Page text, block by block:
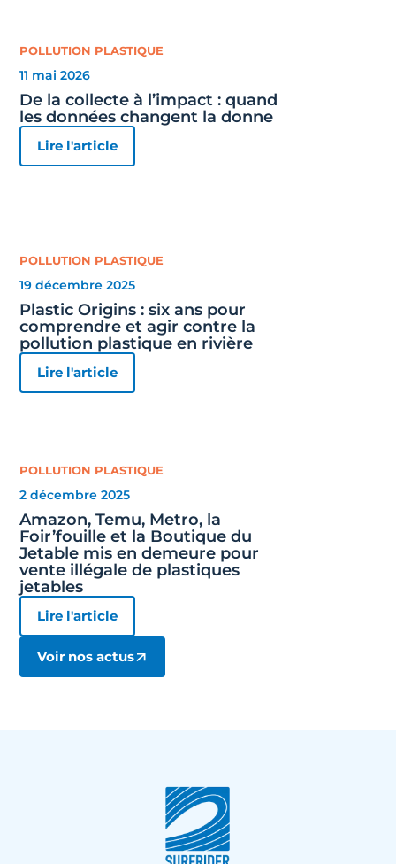
POLLUTION PLASTIQUE
11 mai 2026
De la collecte à l’impact : quand
les données changent la donne
Lire l'article
POLLUTION PLASTIQUE
19 décembre 2025
Plastic Origins : six ans pour
comprendre et agir contre la
pollution plastique en rivière
Lire l'article
POLLUTION PLASTIQUE
2 décembre 2025
Amazon, Temu, Metro, la
Foir’fouille et la Boutique du
Jetable mis en demeure pour
vente illégale de plastiques
jetables
Lire l'article
Voir nos actus